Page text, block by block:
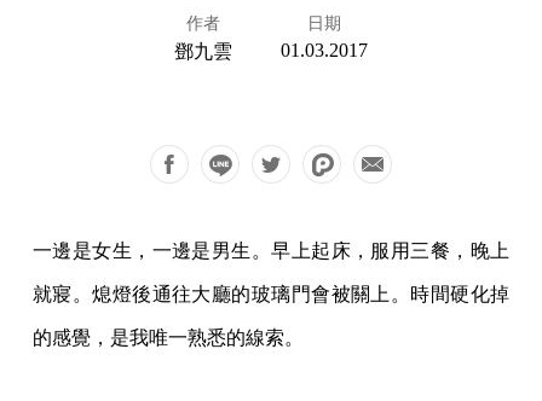
作者
鄧九雲
日期
01.03.2017
一邊是女生，一邊是男生。早上起床，服用三餐，晚上
就寢。熄燈後通往大廳的玻璃門會被關上。時間硬化掉
的感覺，是我唯一熟悉的線索。